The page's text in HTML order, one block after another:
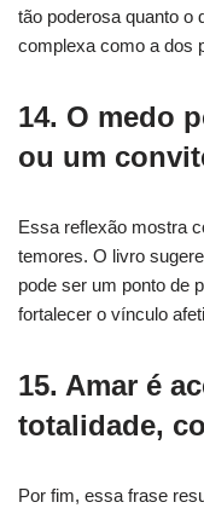
tão poderosa quanto o
complexa como a dos
14. O medo
ou um
Essa reflexão mostra
temores. O livro
pode ser um ponto de
fortalecer o vínculo
15. Amar é
totalidade,
Por fim, essa frase